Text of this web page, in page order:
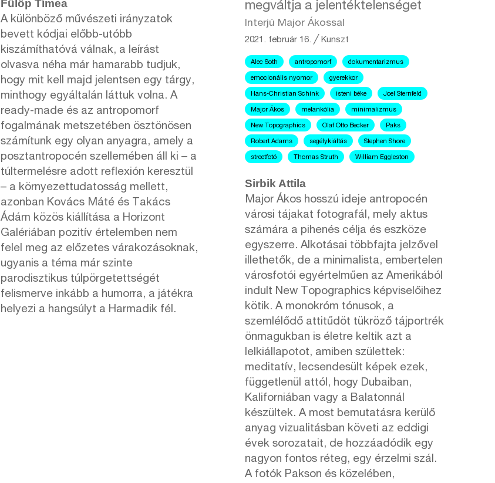
Fülöp Tímea
A különböző művészeti irányzatok
bevett kódjai előbb-utóbb
kiszámíthatóvá válnak, a leírást
olvasva néha már hamarabb tudjuk,
hogy mit kell majd jelentsen egy tárgy,
minthogy egyáltalán láttuk volna. A
ready-made és az antropomorf
fogalmának metszetében ösztönösen
számítunk egy olyan anyagra, amely a
posztantropocén szellemében áll ki – a
túltermelésre adott reflexión keresztül
– a környezettudatosság mellett,
azonban Kovács Máté és Takács
Ádám közös kiállítása a Horizont
Galériában pozitív értelemben nem
felel meg az előzetes várakozásoknak,
ugyanis a téma már szinte
parodisztikus túlpörgetettségét
felismerve inkább a humorra, a játékra
helyezi a hangsúlyt a Harmadik fél.
megváltja a jelentéktelenséget
Interjú Major Ákossal
2021. február 16. ╱ Kunszt
Alec Soth antropomorf dokumentarizmus
emocionális nyomor gyerekkor
Hans-Christian Schink isteni béke Joel Sternfeld
Major Ákos melankólia minimalizmus
New Topographics Olaf Otto Becker Paks
Robert Adams segélykiáltás Stephen Shore
streetfotó Thomas Struth William Eggleston
Sirbik Attila
Major Ákos hosszú ideje antropocén
városi tájakat fotografál, mely aktus
számára a pihenés célja és eszköze
egyszerre. Alkotásai többfajta jelzővel
illethetők, de a minimalista, embertelen
városfotói egyértelműen az Amerikából
indult New Topographics képviselőihez
kötik. A monokróm tónusok, a
szemlélődő attitűdöt tükröző tájportrék
önmagukban is életre keltik azt a
lelkiállapotot, amiben születtek:
meditatív, lecsendesült képek ezek,
függetlenül attól, hogy Dubaiban,
Kaliforniában vagy a Balatonnál
készültek. A most bemutatásra kerülő
anyag vizualitásban követi az eddigi
évek sorozatait, de hozzáadódik egy
nagyon fontos réteg, egy érzelmi szál.
A fotók Pakson és közelében,